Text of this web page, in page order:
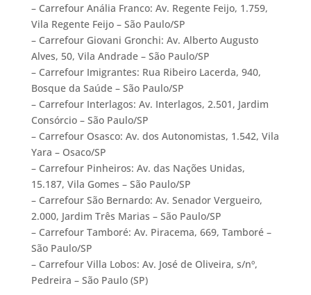
– Carrefour Anália Franco: Av. Regente Feijo, 1.759,
Vila Regente Feijo – São Paulo/SP
– Carrefour Giovani Gronchi: Av. Alberto Augusto
Alves, 50, Vila Andrade – São Paulo/SP
– Carrefour Imigrantes: Rua Ribeiro Lacerda, 940,
Bosque da Saúde – São Paulo/SP
– Carrefour Interlagos: Av. Interlagos, 2.501, Jardim
Consórcio – São Paulo/SP
– Carrefour Osasco: Av. dos Autonomistas, 1.542, Vila
Yara – Osaco/SP
– Carrefour Pinheiros: Av. das Nações Unidas,
15.187, Vila Gomes – São Paulo/SP
– Carrefour São Bernardo: Av. Senador Vergueiro,
2.000, Jardim Três Marias – São Paulo/SP
– Carrefour Tamboré: Av. Piracema, 669, Tamboré –
São Paulo/SP
– Carrefour Villa Lobos: Av. José de Oliveira, s/nº,
Pedreira – São Paulo (SP)